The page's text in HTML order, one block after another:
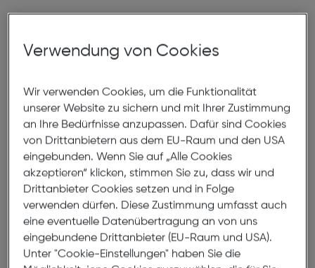
Verwendung von Cookies
Wir verwenden Cookies, um die Funktionalität
unserer Website zu sichern und mit Ihrer Zustimmung
an Ihre Bedürfnisse anzupassen. Dafür sind Cookies
von Drittanbietern aus dem EU-Raum und den USA
eingebunden. Wenn Sie auf „Alle Cookies
akzeptieren“ klicken, stimmen Sie zu, dass wir und
Drittanbieter Cookies setzen und in Folge
verwenden dürfen. Diese Zustimmung umfasst auch
eine eventuelle Datenübertragung an von uns
eingebundene Drittanbieter (EU-Raum und USA).
Unter "Cookie-Einstellungen" haben Sie die